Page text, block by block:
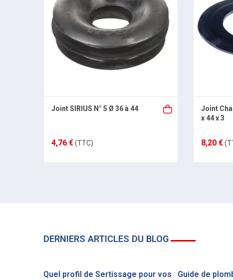
Joint SIRIUS N° 5 Ø 36 à 44
4,76 €(TTC)
Joint
x 44 x 3
8,20 €
DERNIERS ARTICLES DU BLOG
Quel profil de Sertissage pour vos
Guide de